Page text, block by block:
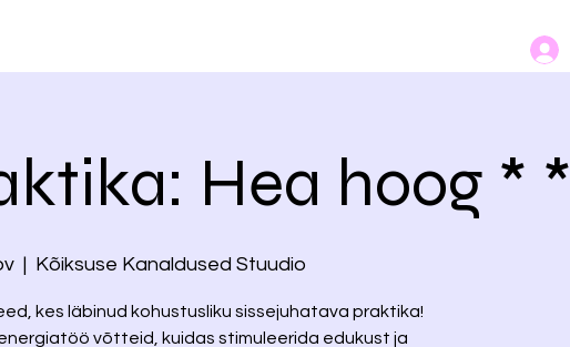
Hea hoog * *
  |
Kõiksuse Kanaldused Stuudio
kes läbinud kohustusliku sissejuhatava praktika!
võtteid, kuidas stimuleerida edukust ja